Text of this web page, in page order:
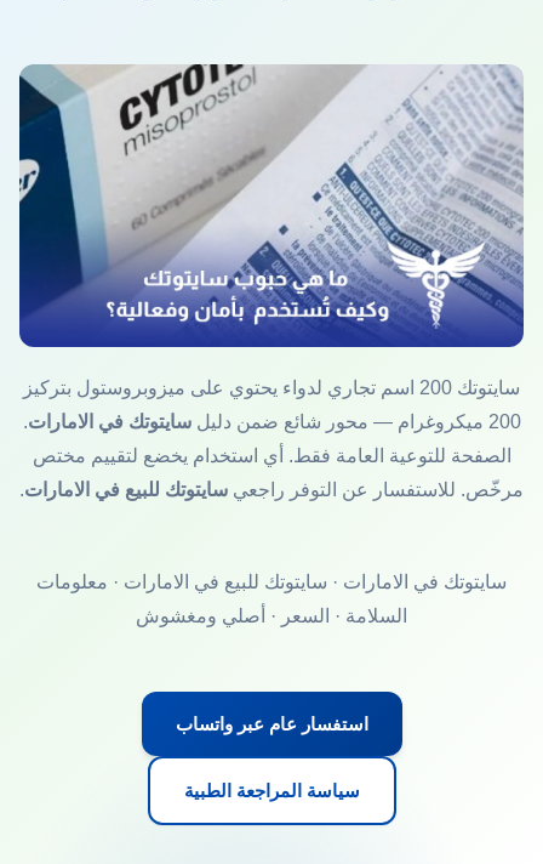
سايتوتك 200 اسم تجاري لدواء يحتوي على ميزوبروستول بتركيز
200 ميكروغرام — محور شائع ضمن دليل
سايتوتك في الامارات.
الصفحة للتوعية العامة فقط. أي استخدام يخضع لتقييم مختص
مرخّص. للاستفسار عن التوفر راجعي سايتوتك للبيع في الامارات.
سايتوتك في الامارات · سايتوتك للبيع في الامارات · معلومات
السلامة · السعر · أصلي ومغشوش
استفسار عام عبر واتساب
سياسة المراجعة الطبية